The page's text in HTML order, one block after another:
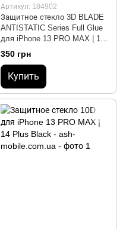
Артикул: 184902
Защитное стекло 3D BLADE
ANTISTATIC Series Full Glue
для iPhone 13 PRO MAX | 14
Plus Black
350 грн
Купить